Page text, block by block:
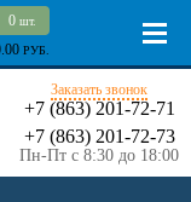
0 шт.
РУБ.
Заказать звонок
+7 (863) 201-72-71
+7 (863) 201-72-73
Пн-Пт с 8:30 до 18:00